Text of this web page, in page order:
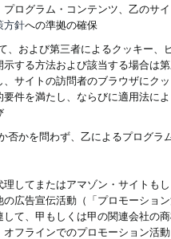
ログラム・コンテンツ、乙のサ
方針への準拠の確保
、および第三者によるクッキー
する方法および該当する場合は
サイトの訪問者のブラウザにク
件を満たし、ならびに適用法に
否かを問わず、乙によるプログ
してまたはアマゾン・サイトも
広告宣伝活動（「プロモーショ
て、甲もしくは甲の関連会社の
フラインでのプロモーション活